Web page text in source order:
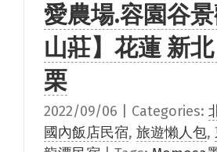
愛農場.容園谷
山莊】花蓮 新
栗
2022/09/06 Categories:
國內飯店民宿, 旅遊懶人包,